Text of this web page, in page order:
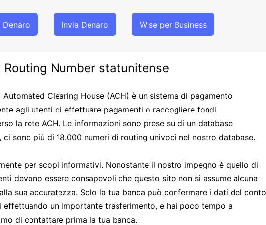
Denaro Invia Denaro Wise per Business
Routing Number statunitense
Clearing House (ACH) è un sistema di pagamento
agli utenti di effettuare pagamenti o raccogliere fondi
la rete ACH. Le informazioni sono prese su di un database
ci sono più di 18.000 numeri di routing univoci nel nostro database.
per scopi informativi. Nonostante il nostro impegno è quello di
devono essere consapevoli che questo sito non si assume alcuna
sua accuratezza. Solo la tua banca può confermare i dati del conto
effettuando un importante trasferimento, e hai poco tempo a
di contattare prima la tua banca.